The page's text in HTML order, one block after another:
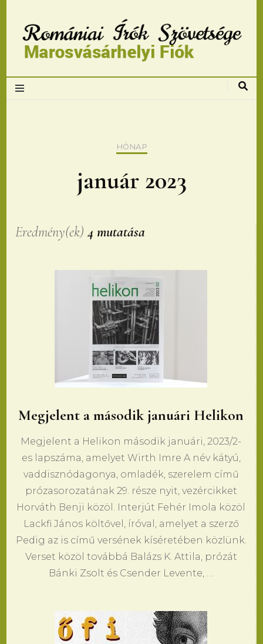
Romániai Írók
Marosvásárhelyi
HÓNAP
január 2023
Eredmény(ek)4 mutatása
Megjelent a második januári Helikon
Megjelent a Helikon második januári, 2023/2-
es lapszáma, amelyet Wirth Imre A név kátyú,
vaddisznódagonya, omladék, szerelem című
prózasorozatának 29. része nyit, vezércikket
Horváth Benji közöl. Interjút Fehér Imola közöl
Lackfi János költővel, íróval, amelyet a szerző
Pedig az is című versének kíséretében közlünk.
Verset közöl továbbá Balázs K. Attila, prózát
Bánki Zsolt és Csender Levente, …